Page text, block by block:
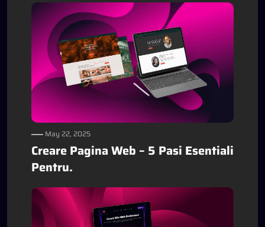
May 22, 2025
Creare Pagina Web – 5 Pasi Esentiali
Pentru.